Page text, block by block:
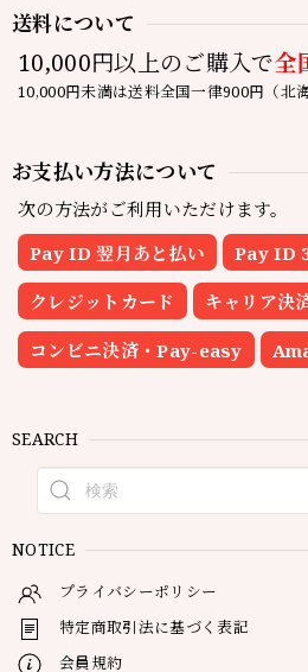
送料について
10,000円以上のご購入で全
10,000円未満は送料全国一律900円（北
お支払い方法について
次の方法がご利用いただけます。
Pay ID 翌月あと払い
Pay ID
クレジットカード キャリア決
コンビニ決済・Pay-easy
SEARCH
NOTICE
プライバシーポリシー
特定商取引法に基づく表記
会員規約